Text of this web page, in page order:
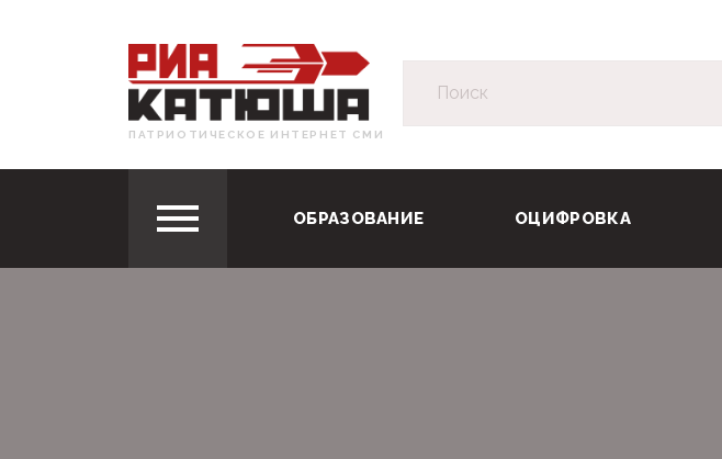
ПАТРИОТИЧЕСКОЕ ИНТЕРНЕТ СМИ
ОБРАЗОВАНИЕ ОЦИФРОВКА